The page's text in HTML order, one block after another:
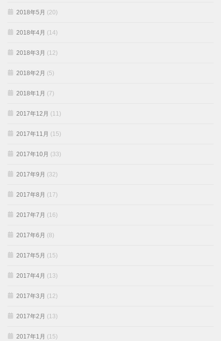
2018年5月 (20)
2018年4月 (14)
2018年3月 (12)
2018年2月 (5)
2018年1月 (7)
2017年12月 (11)
2017年11月 (15)
2017年10月 (33)
2017年9月 (32)
2017年8月 (17)
2017年7月 (16)
2017年6月 (8)
2017年5月 (15)
2017年4月 (13)
2017年3月 (12)
2017年2月 (13)
2017年1月 (15)